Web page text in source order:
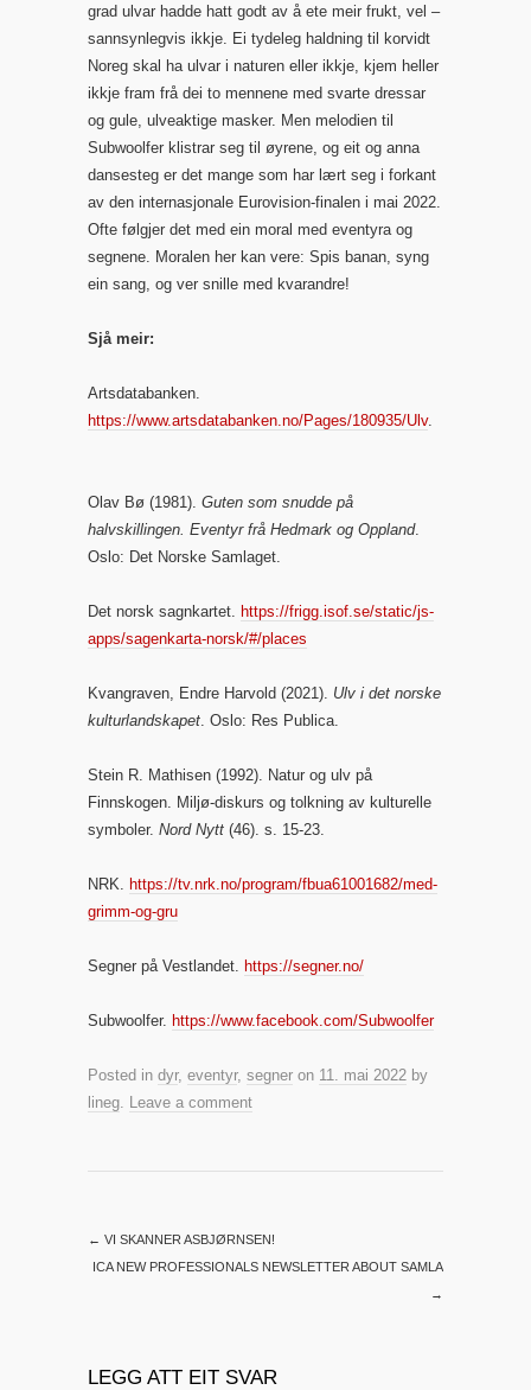
grad ulvar hadde hatt godt av å ete meir frukt, vel –
sannsynlegvis ikkje. Ei tydeleg haldning til korvidt
Noreg skal ha ulvar i naturen eller ikkje, kjem heller
ikkje fram frå dei to mennene med svarte dressar
og gule, ulveaktige masker. Men melodien til
Subwoolfer klistrar seg til øyrene, og eit og anna
dansesteg er det mange som har lært seg i forkant
av den internasjonale Eurovision-finalen i mai 2022.
Ofte følgjer det med ein moral med eventyra og
segnene. Moralen her kan vere: Spis banan, syng
ein sang, og ver snille med kvarandre!
Sjå meir:
Artsdatabanken.
https://www.artsdatabanken.no/Pages/180935/Ulv.
Olav Bø (1981). Guten som snudde på
halvskillingen. Eventyr frå Hedmark og Oppland.
Oslo: Det Norske Samlaget.
Det norsk sagnkartet. https://frigg.isof.se/static/js-
apps/sagenkarta-norsk/#/places
Kvangraven, Endre Harvold (2021). Ulv i det norske
kulturlandskapet . Oslo: Res Publica.
Stein R. Mathisen (1992). Natur og ulv på
Finnskogen. Miljø-diskurs og tolkning av kulturelle
symboler. Nord Nytt (46). s. 15-23.
NRK. https://tv.nrk.no/program/fbua61001682/med-
grimm-og-gru
Segner på Vestlandet. https://segner.no/
Subwoolfer. https://www.facebook.com/Subwoolfer
Posted in dyr, eventyr, segner on 11. mai 2022 by
lineg Leave a comment
← VI SKANNER ASBJØRNSEN!
ICA NEW PROFESSIONALS NEWSLETTER ABOUT SAMLA
→
LEGG ATT EIT SVAR